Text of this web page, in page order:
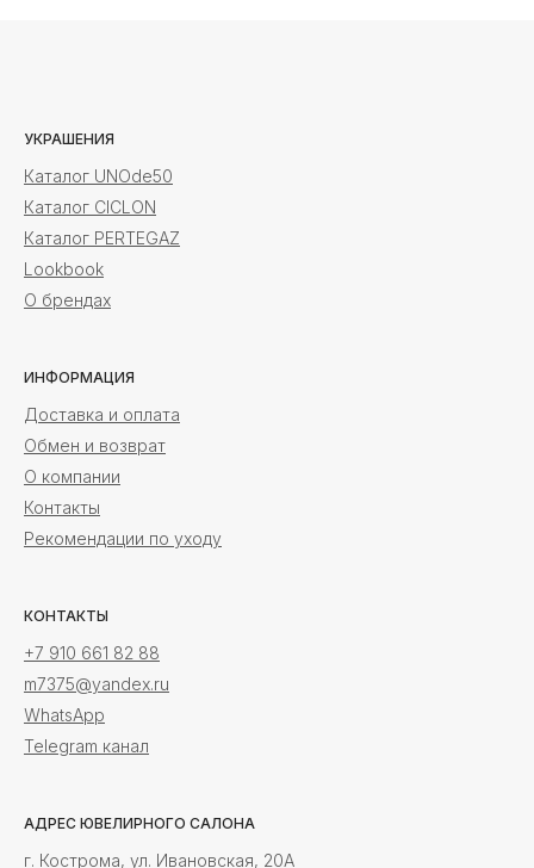
УКРАШЕНИЯ
Каталог UNOde50
Каталог CICLON
Каталог PERTEGAZ
Lookbook
О брендах
ИНФОРМАЦИЯ
Доставка и оплата
Обмен и возврат
О компании
Контакты
Рекомендации по уходу
КОНТАКТЫ
+7 910 661 82 88
m7375@yandex.ru
WhatsApp
Telegram канал
АДРЕС ЮВЕЛИРНОГО САЛОНА
г. Кострома, ул. Ивановская, 20А